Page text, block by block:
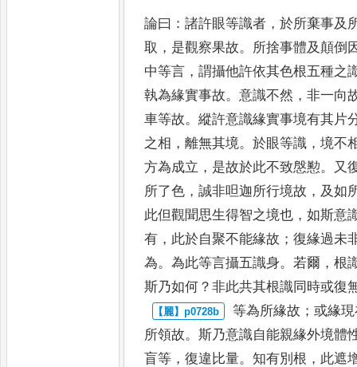
論曰 ：諸許眼等識者 ，於所棄事及
取 ， 是觀察果故。 所捨事體及顛倒
中等言 ，謂攝他許依其色根五種之
執為緣實事故。意識不然 ，非一向
車等故。縱許意識緣實事境有其片
之相 ，離無其境。於眼等識 ，境不
方為成立 ， 是故於此不致慇懃。
又
所了色 ，誠非呾迦所行境故 ， 及如
此但觀聞思生得智之境也 ，如斯意
有 ， 此於自聚不能緣故 ；復緣過未
為。為此等言攝五識身。若爾 ，根
斯乃如何 ？非此共其根識同時或復
等為所緣故 ；或緣
所領故。斯乃意識自能親緣外境體
盲等 ，復違比量。知有別根 ， 此遮